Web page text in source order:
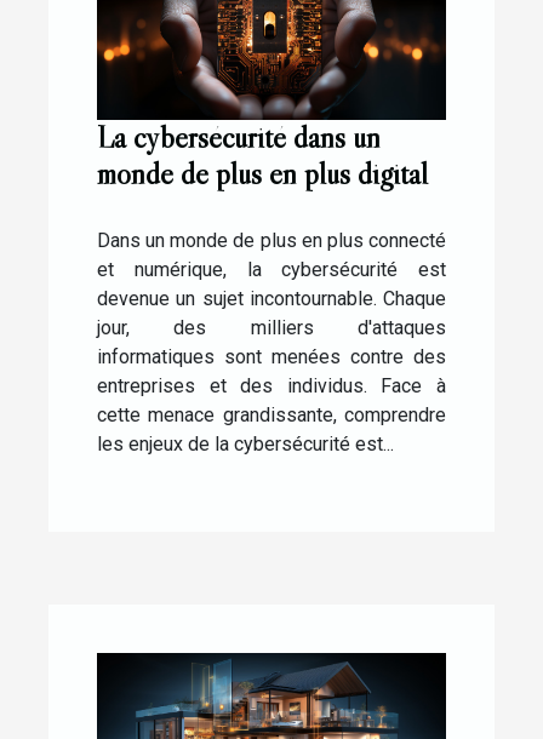
La cybersécurité dans un
monde de plus en plus digital
Dans un monde de plus en plus connecté
et numérique, la cybersécurité est
devenue un sujet incontournable. Chaque
jour, des milliers d'attaques
informatiques sont menées contre des
entreprises et des individus. Face à
cette menace grandissante, comprendre
les enjeux de la cybersécurité est...